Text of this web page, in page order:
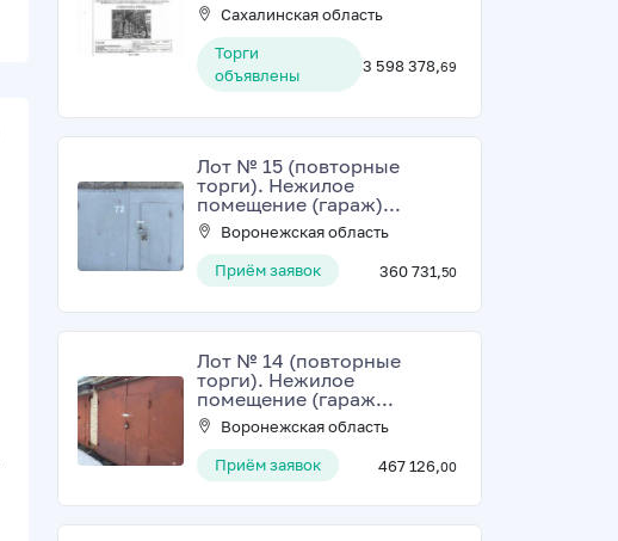
Сахалинская область
Торги
объявлены
3 598 378,69
Лот № 15 (повторные
торги). Нежилое
помещение (гараж)...
Воронежская область
Приём заявок
360 731,50
Лот № 14 (повторные
торги). Нежилое
помещение (гараж...
Воронежская область
Приём заявок
467 126,00